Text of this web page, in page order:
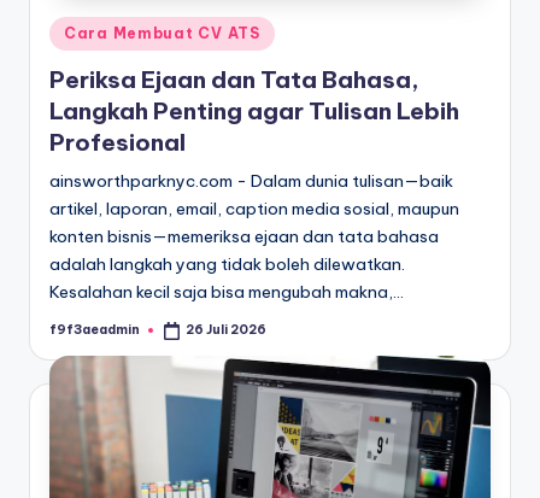
Posted
in
Cara Membuat CV ATS
Periksa Ejaan dan Tata Bahasa,
Langkah Penting agar Tulisan Lebih
Profesional
ainsworthparknyc.com - Dalam dunia tulisan—baik
artikel, laporan, email, caption media sosial, maupun
konten bisnis—memeriksa ejaan dan tata bahasa
adalah langkah yang tidak boleh dilewatkan.
Kesalahan kecil saja bisa mengubah makna,…
Posted
f9f3aeadmin 26 Juli 2026